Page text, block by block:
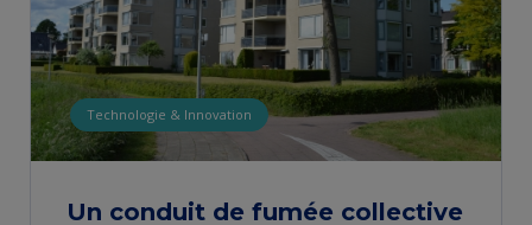
Technologie & Innovation
Un conduit de fumée collective